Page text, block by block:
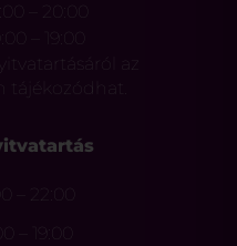
– 20:00
az
tájékozódhat.
– 22:00